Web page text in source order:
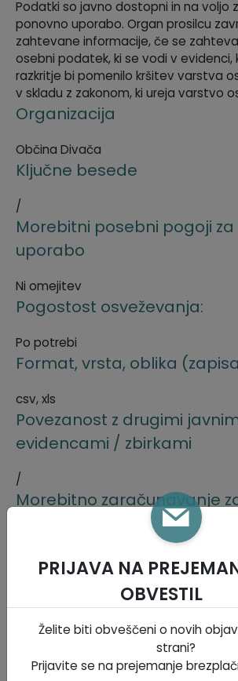
Podatki so javno dostopni in na voljo
ponovno uporabo. Organ prosilcu
zahtevane informacije, če se
osebni podatek, ki se vodi v evidenci,
razkritje bi pomenilo kršitev varstva
v skladu z zakonom, ki ureja varstvo
Organizacija
Občina Divača
Ključne besede
/
Morebitni posebni pogoji
uporabo
Ni omejitev
Pogostost osveževanja:
Po potrebi
Format, vrsta, oblika
csv, xls
Povezanost z drugimi
evidencami / zbirkami
/
Morebitno zaračunavanje
Ni omejitev
Vsebinsko področje:
Tip evidence / zbirke:
Javna evidenca, ki jih upravlja organ
Krajevne skupnosti
Naselja v občini
Organigram
Temeljni akti
Strateški dokumenti
Katalog informacij javnega značaja
Predpisi in odloki
GLASNIK Občine Divača
Proračun občine
PRIJAVA NA
OBVESTIL
Želite biti obveščeni o novih
strani?
Prijavite se na prejemanje